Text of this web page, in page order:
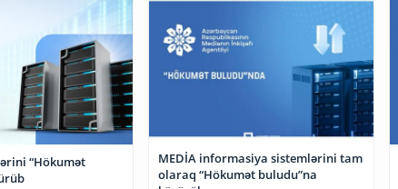
“Hökumət
MEDİA informasiya sistemlərini tam
olaraq “Hökumət buludu”na